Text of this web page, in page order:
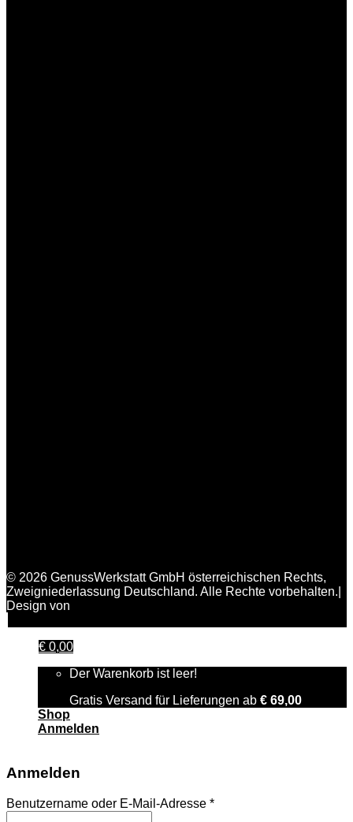
© 2026 GenussWerkstatt GmbH österreichischen Rechts,
Zweigniederlassung Deutschland. Alle Rechte vorbehalten.|
Design von
€ 0,00
Der Warenkorb ist leer!
Gratis Versand für Lieferungen ab € 69,00
Shop
Anmelden
Anmelden
Benutzername oder E-Mail-Adresse *